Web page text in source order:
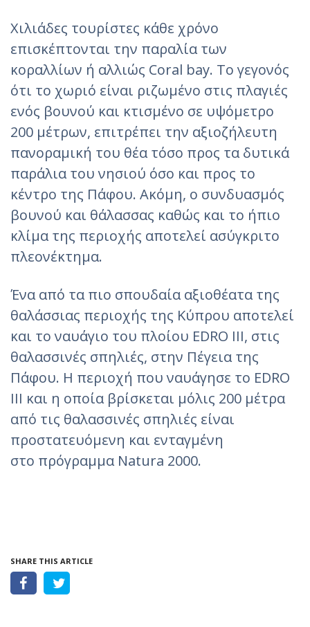
Χιλιάδες τουρίστες κάθε χρόνο
επισκέπτονται την παραλία των
κοραλλίων ή αλλιώς Coral bay. Το γεγονός
ότι το χωριό είναι ριζωμένο στις πλαγιές
ενός βουνού και κτισμένο σε υψόμετρο
200 μέτρων, επιτρέπει την αξιοζήλευτη
πανοραμική του θέα τόσο προς τα δυτικά
παράλια του νησιού όσο και προς το
κέντρο της Πάφου. Ακόμη, ο συνδυασμός
βουνού και θάλασσας καθώς και το ήπιο
κλίμα της περιοχής αποτελεί ασύγκριτο
πλεονέκτημα.
Ένα από τα πιο σπουδαία αξιοθέατα της
θαλάσσιας περιοχής της Κύπρου αποτελεί
και το ναυάγιο του πλοίου EDRO III, στις
θαλασσινές σπηλιές, στην Πέγεια της
Πάφου. Η περιοχή που ναυάγησε το EDRO
III και η οποία βρίσκεται μόλις 200 μέτρα
από τις θαλασσινές σπηλιές είναι
προστατευόμενη και ενταγμένη
στο πρόγραμμα Natura 2000.
SHARE THIS ARTICLE